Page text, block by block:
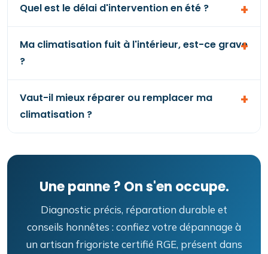
Quel est le délai d'intervention en été ?
Ma climatisation fuit à l'intérieur, est-ce grave
?
Vaut-il mieux réparer ou remplacer ma
climatisation ?
Une panne ? On s'en occupe.
Diagnostic précis, réparation durable et
conseils honnêtes : confiez votre dépannage à
un artisan frigoriste certifié RGE, présent dans